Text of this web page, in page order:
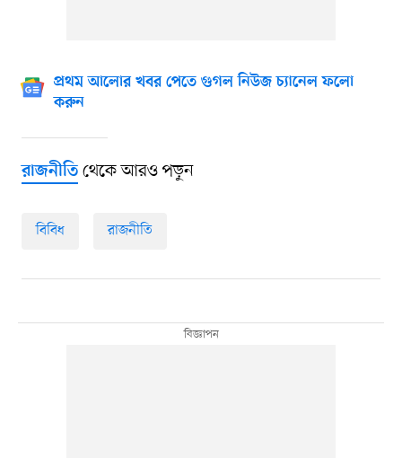
প্রথম আলোর খবর পেতে গুগল নিউজ চ্যানেল ফলো
করুন
রাজনীতিথেকে আরও পড়ুন
বিবিধ রাজনীতি